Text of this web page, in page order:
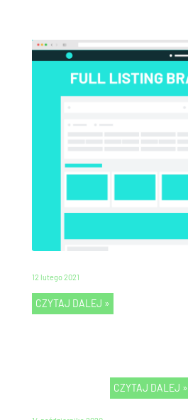
12 lutego 2021
CZYTAJ DALEJ »
CZYTAJ DALEJ »